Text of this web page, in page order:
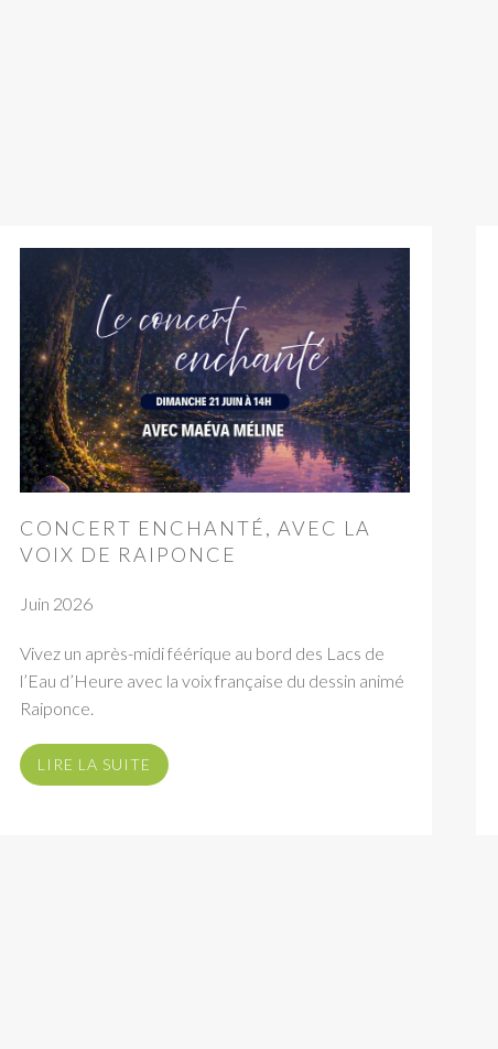
CONCERT ENCHANTÉ, AVEC LA
VOIX DE RAIPONCE
Juin 2026
Vivez un après-midi féérique au bord des Lacs de
l’Eau d’Heure avec la voix française du dessin animé
Raiponce.
LIRE LA SUITE